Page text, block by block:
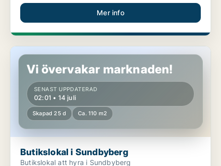
Mer info
Butikslokal i Sundbyberg
Vi övervakar marknaden!
SENAST UPPDATERAD
02:01 • 14 juli
Skapad 25 d Ca. 110 m2
Butikslokal i Sundbyberg
Butikslokal att hyra i Sundbyberg